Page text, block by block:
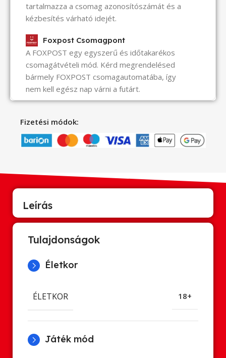
tartalmazza a csomag azonosítószámát és a
kézbesítés várható idejét.
Foxpost Csomagpont
A FOXPOST egy egyszerű és időtakarékos
csomagátvételi mód. Kérd megrendelésed
bármely FOXPOST csomagautomatába, így
nem kell egész nap várni a futárt.
Fizetési módok:
Leírás
Tulajdonságok
Életkor
ÉLETKOR 18+
Játék mód